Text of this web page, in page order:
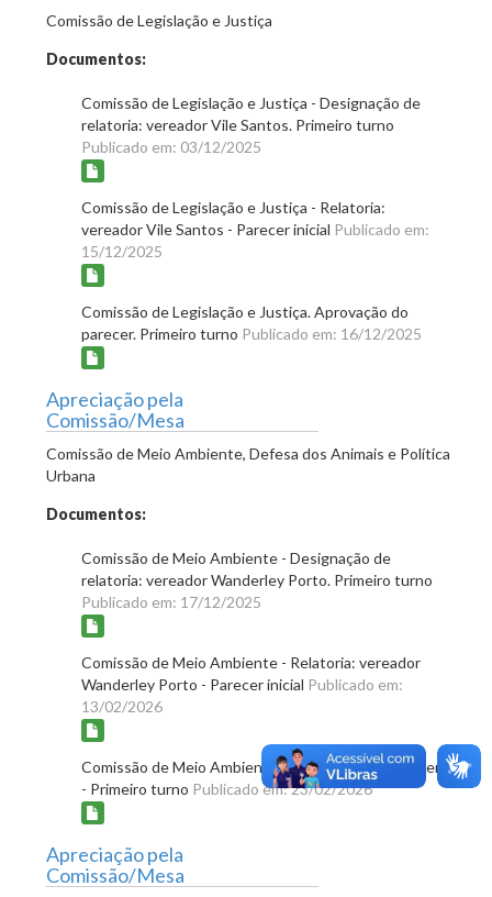
Comissão de Legislação e Justiça
Documentos:
Comissão de Legislação e Justiça - Designação de
relatoria: vereador Vile Santos. Primeiro turno
Publicado em: 03/12/2025
Comissão de Legislação e Justiça - Relatoria:
vereador Vile Santos - Parecer inicial Publicado em:
15/12/2025
Comissão de Legislação e Justiça. Aprovação do
parecer. Primeiro turno Publicado em: 16/12/2025
Apreciação pela
Comissão/Mesa
Comissão de Meio Ambiente, Defesa dos Animais e Política
Urbana
Documentos:
Comissão de Meio Ambiente - Designação de
relatoria: vereador Wanderley Porto. Primeiro turno
Publicado em: 17/12/2025
Comissão de Meio Ambiente - Relatoria: vereador
Wanderley Porto - Parecer inicial Publicado em:
13/02/2026
Comissão de Meio Ambiente - Aprovação do parecer
- Primeiro turno Publicado em: 23/02/2026
Apreciação pela
Comissão/Mesa